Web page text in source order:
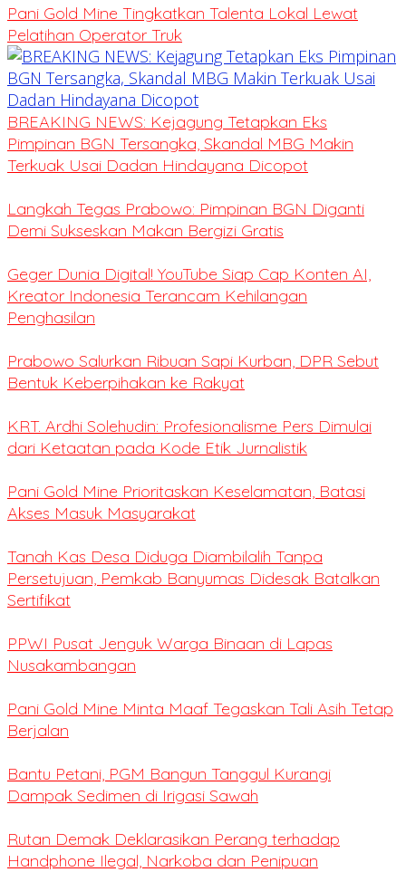
Pani Gold Mine Tingkatkan Talenta Lokal Lewat
Pelatihan Operator Truk
BREAKING NEWS: Kejagung Tetapkan Eks
Pimpinan BGN Tersangka, Skandal MBG Makin
Terkuak Usai Dadan Hindayana Dicopot
Langkah Tegas Prabowo: Pimpinan BGN Diganti
Demi Sukseskan Makan Bergizi Gratis
Geger Dunia Digital! YouTube Siap Cap Konten AI,
Kreator Indonesia Terancam Kehilangan
Penghasilan
Prabowo Salurkan Ribuan Sapi Kurban, DPR Sebut
Bentuk Keberpihakan ke Rakyat
KRT. Ardhi Solehudin: Profesionalisme Pers Dimulai
dari Ketaatan pada Kode Etik Jurnalistik
Pani Gold Mine Prioritaskan Keselamatan, Batasi
Akses Masuk Masyarakat
Tanah Kas Desa Diduga Diambilalih Tanpa
Persetujuan, Pemkab Banyumas Didesak Batalkan
Sertifikat
PPWI Pusat Jenguk Warga Binaan di Lapas
Nusakambangan
Pani Gold Mine Minta Maaf Tegaskan Tali Asih Tetap
Berjalan
Bantu Petani, PGM Bangun Tanggul Kurangi
Dampak Sedimen di Irigasi Sawah
Rutan Demak Deklarasikan Perang terhadap
Handphone Ilegal, Narkoba dan Penipuan